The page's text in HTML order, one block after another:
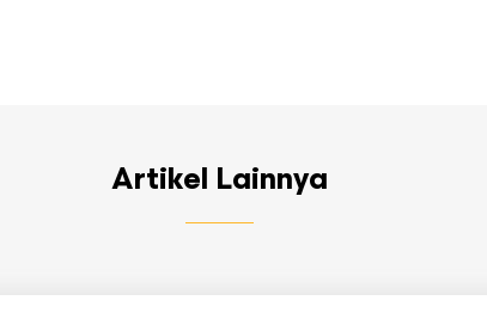
Artikel Lainnya